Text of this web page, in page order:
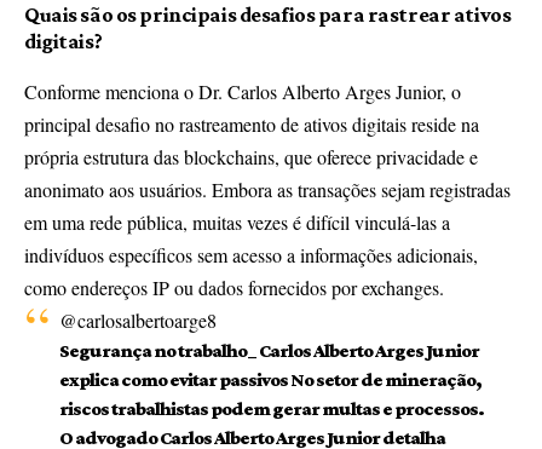
Quais são os principais desafios para rastrear ativos
digitais?
Conforme menciona o Dr. Carlos Alberto Arges Junior, o
principal desafio no rastreamento de ativos digitais reside na
própria estrutura das blockchains, que oferece privacidade e
anonimato aos usuários. Embora as transações sejam registradas
em uma rede pública, muitas vezes é difícil vinculá-las a
indivíduos específicos sem acesso a informações adicionais,
como endereços IP ou dados fornecidos por exchanges.
@carlosalbertoarge8
Segurança no trabalho_ Carlos Alberto Arges Junior
explica como evitar passivos No setor de mineração,
riscos trabalhistas podem gerar multas e processos.
O advogado Carlos Alberto Arges Junior detalha